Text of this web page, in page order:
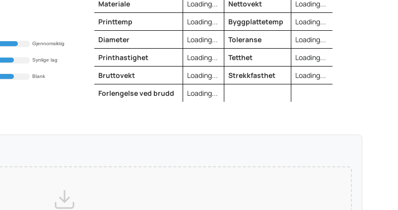
Gjennomsiktig
Synlige lag
Blank
Materiale Loading... Nettovekt
Loading...
Printtemp
Loading... Byggplattetemp
Loading...
Diameter
Loading... Toleranse
Loading...
Printhastighet
Loading... Tetthet
Loading...
Bruttovekt
Loading... Strekkfasthet
Loading...
Forlengelse ved brudd
Loading...